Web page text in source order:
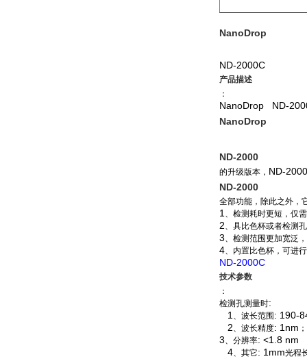
NanoDrop
ND-2000C
产品描述
：
NanoDrop
ND-
NanoDrop
ND-2000
的升级版本， ND-
ND-2000
全部功能，除此之外，
1 、检测耗时更短，仅需
2、具比色杯或者检测
3、检测范围更加宽泛
4、内置比色杯，可进
ND-2000C
技术参数
：
检测孔测量时:
1 、波长范围 : 190-
2、波长精度: 1nm ；
3、分辨率: <1.8 nm
4、其它: 1mm光程